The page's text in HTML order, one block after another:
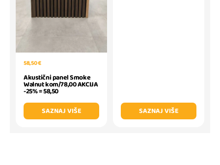
58,50 €
Akustični panel Smoke
Walnut kom/78,00 AKCIJA
-25% = 58,50
SAZNAJ VIŠE
SAZNAJ VIŠE